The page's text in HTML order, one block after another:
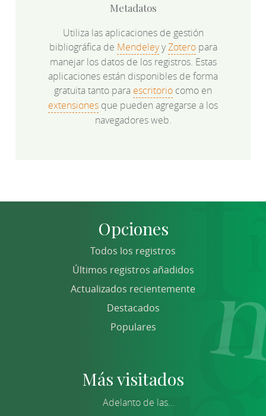
Metadatos
Utiliza las aplicaciones de gestión
bibliográfica de MendeleyyZoteropara
manejar los datos de los registros. Estas
aplicaciones están disponibles de forma
gratuita tanto para escritorio como en
extensiones que pueden agregarse a los
navegadores web.
Opciones
Todos los registros
Últimos registros añadidos
Actualizados recientemente
Destacados
Populares
Más visitados
Adelanto de las...